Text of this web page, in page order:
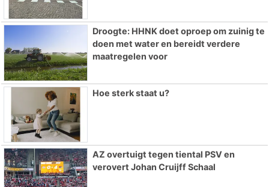
Droogte: HHNK doet oproep om zuinig te
doen met water en bereidt verdere
maatregelen voor
Hoe sterk staat u?
AZ overtuigt tegen tiental PSV en
verovert Johan Cruijff Schaal